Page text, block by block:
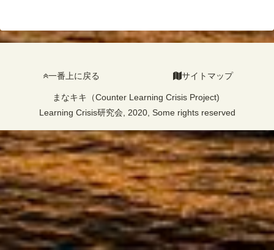
一番上に戻る サイトマップ
まなキキ（Counter Learning Crisis Project)
Learning Crisis研究会, 2020, Some rights reserved